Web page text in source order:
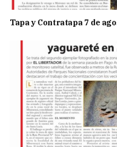
Tapa y Contratapa 7 de